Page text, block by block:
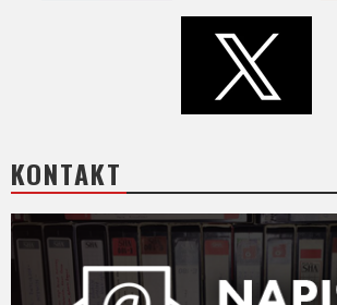
KONTAKT